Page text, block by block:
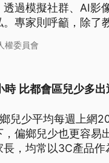
過模擬社群、AI影
專家則呼籲，除了
權委員會
比都會區兒少多出
兒少平均每週上網
偏鄉兒少也更容易
，均常以3C產品